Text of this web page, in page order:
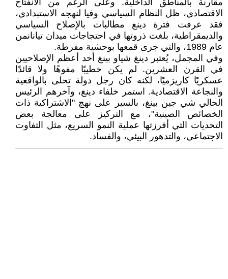
مقارنة بالمناطق الداخلية. وعلى الرغم من الانفتاح
الاقتصادي، ظل النظام السياسي وفيا لنهجه الاستبدادي،
فقد عرفت فترة دينغ مطالبات بالإصلاح السياسي
والديمقراطية، بلغت ذروتها في احتجاجات ميدان تيانانمن
عام 1989، والتي جرى قمعها بوحشية مفرطة.
وفي المجمل، يُعتبر دينغ شياو بينغ أحد أعظم الإصلاحيين
في القرن العشرين. لم يكن خطيبًا مفوهًا ولا قائدًا
عسكريًا كاريزميًا، لكنه كان رجل دولة تحلى بالواقعية
والنجاعة الاقتصادية. استمر خلفاء دينغ، وآخرهم الرئيس
الحالي شي جين بينغ، بالسير على نهج "الاشتراكية ذات
الخصائص الصينية"، مع التركيز على معالجة بعض
التحديات التي أفرزتها عملية النمو السريع، مثل التفاوت
الاجتماعي، والتدهور البيئي، والفساد.